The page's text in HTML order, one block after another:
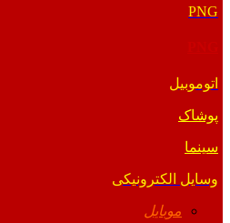
PNG
اتوموبیل
پوشاک
سینما
وسایل الکترونیکی
موبایل